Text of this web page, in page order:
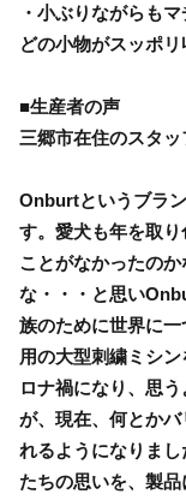
・小ぶりながらも
どの小物がスッポリ
■生産者の声
三郷市在住のスタッ
Onburtというブラ
す。愛犬も年を取
ことがなかったの
な・・・と思い
族のために世界に
用の大型刺繍ミシ
ロナ禍になり、思
が、現在、何とか
れるようになりま
たちの思いを、製